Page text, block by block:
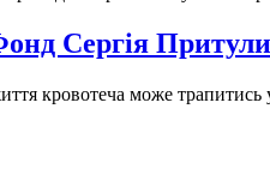
Сергія
кровотеча може трапитись